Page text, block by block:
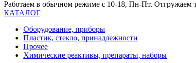
Работаем в обычном режиме с 10-18, Пн-Пт. Отгружаем
КАТАЛОГ
Оборудование, приборы
Пластик, стекло, принадлежности
Прочее
Химические реактивы, препараты, наборы